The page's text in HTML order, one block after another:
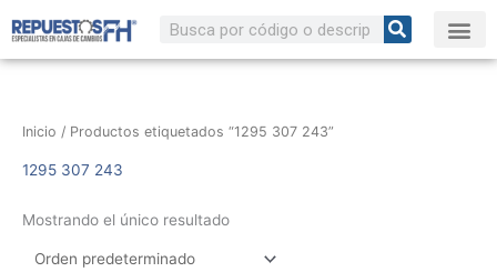
contenido
Buscar
Inicio / Productos etiquetados “1295 307 243”
1295 307 243
Mostrando el único resultado